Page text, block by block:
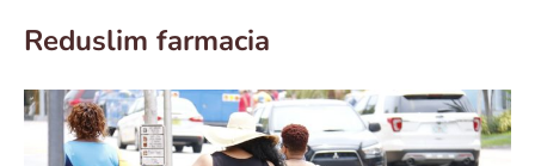
Reduslim farmacia